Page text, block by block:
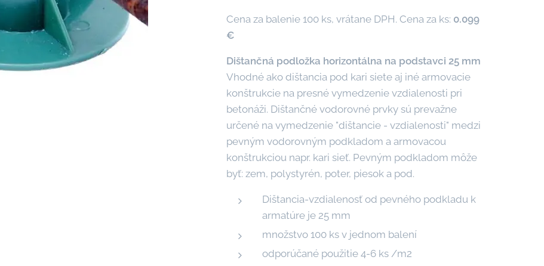
Cena za balenie 100 ks, vrátane DPH. Cena za ks: 0.099
€
Dištančná podložka horizontálna na podstavci 25 mm
Vhodné ako dištancia pod kari siete aj iné armovacie
konštrukcie na presné vymedzenie vzdialenosti pri
betonáži. Dištančné vodorovné prvky sú prevažne
určené na vymedzenie "dištancie - vzdialenosti" medzi
pevným vodorovným podkladom a armovacou
konštrukciou napr. kari sieť. Pevným podkladom môže
byť: zem, polystyrén, poter, piesok a pod.
Dištancia-vzdialenosť od pevného podkladu k
armatúre je 25 mm
množstvo 100 ks v jednom balení
odporúčané použitie 4-6 ks /m2